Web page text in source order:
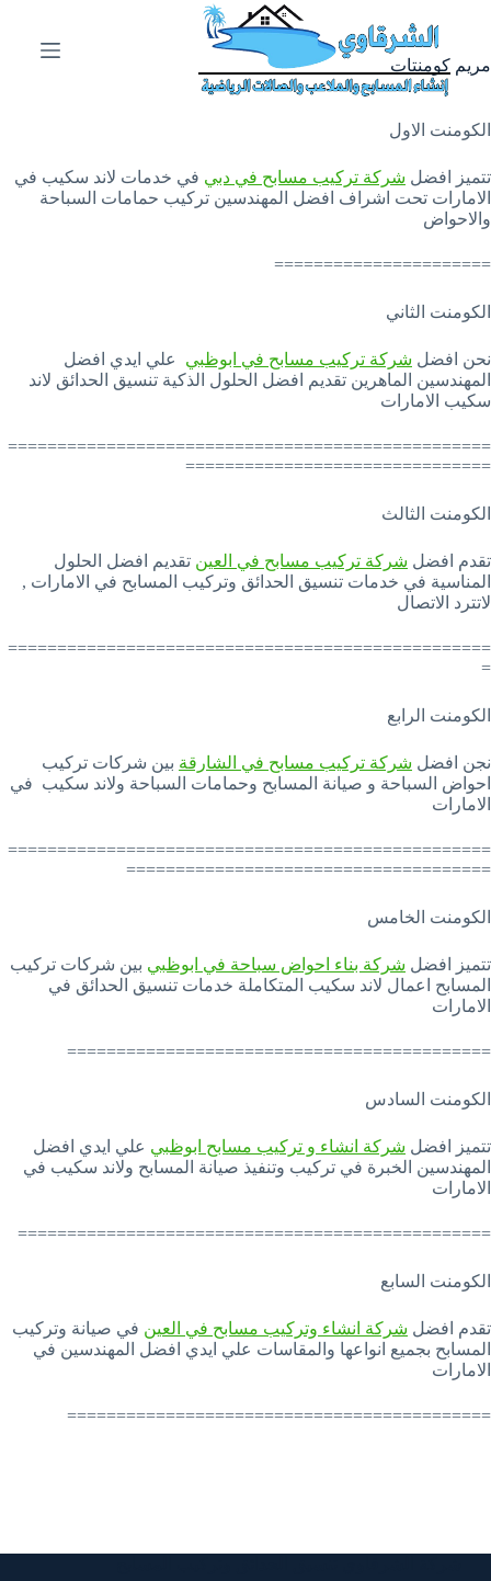
ل
مريم كومنتات
الكومنت الاول
تتميز افضل شركة تركيب مسابح في دبي في خدمات لاند سكيب في
الامارات تحت اشراف افضل المهندسين تركيب حمامات السباحة
والاحواض
======================
الكومنت الثاني
نحن افضل شركة تركيب مسابح في ابوظبي علي ايدي افضل
المهندسين الماهرين تقديم افضل الحلول الذكية تنسيق الحدائق لاند
سكيب الامارات
=================================================
===============================
الكومنت الثالث
تقدم افضل شركة تركيب مسابح في العين تقديم افضل الحلول
المناسية في خدمات تنسيق الحدائق وتركيب المسابح في الامارات ,
لاتترد الاتصال
=================================================
=
الكومنت الرابع
نجن افضل شركة تركيب مسابح في الشارقة بين شركات تركيب
احواض السباحة و صيانة المسابح وحمامات السباحة ولاند سكيب في
الامارات
=================================================
=====================================
الكومنت الخامس
تتميز افضل شركة بناء احواض سباحة في ابوظبي بين شركات تركيب
المسابح اعمال لاند سكيب المتكاملة خدمات تنسيق الحدائق في
الامارات
===========================================
الكومنت السادس
تتميز افضل شركة انشاء و تركيب مسابح ابوظبي علي ايدي افضل
المهندسين الخبرة في تركيب وتنفيذ صيانة المسابح ولاند سكيب في
الامارات
================================================
الكومنت السابع
تقدم افضل شركة انشاء وتركيب مسابح في العين في صيانة وتركيب
المسابح بجميع انواعها والمقاسات علي ايدي افضل المهندسين في
الامارات
===========================================